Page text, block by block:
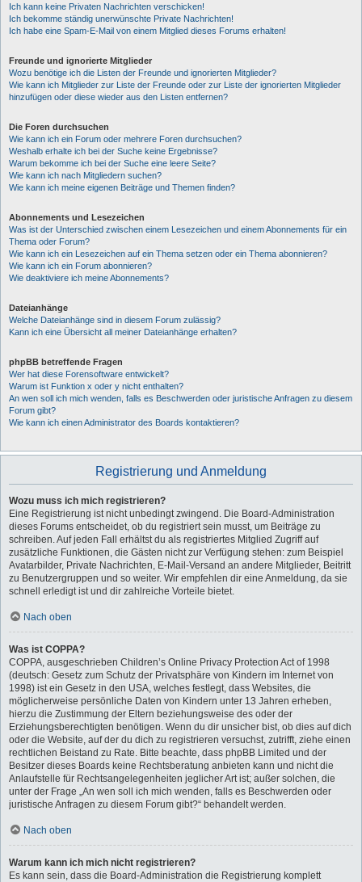
Ich kann keine Privaten Nachrichten verschicken!
Ich bekomme ständig unerwünschte Private Nachrichten!
Ich habe eine Spam-E-Mail von einem Mitglied dieses Forums erhalten!
Freunde und ignorierte Mitglieder
Wozu benötige ich die Listen der Freunde und ignorierten Mitglieder?
Wie kann ich Mitglieder zur Liste der Freunde oder zur Liste der ignorierten Mitglieder
hinzufügen oder diese wieder aus den Listen entfernen?
Die Foren durchsuchen
Wie kann ich ein Forum oder mehrere Foren durchsuchen?
Weshalb erhalte ich bei der Suche keine Ergebnisse?
Warum bekomme ich bei der Suche eine leere Seite?
Wie kann ich nach Mitgliedern suchen?
Wie kann ich meine eigenen Beiträge und Themen finden?
Abonnements und Lesezeichen
Was ist der Unterschied zwischen einem Lesezeichen und einem Abonnements für ein
Thema oder Forum?
Wie kann ich ein Lesezeichen auf ein Thema setzen oder ein Thema abonnieren?
Wie kann ich ein Forum abonnieren?
Wie deaktiviere ich meine Abonnements?
Dateianhänge
Welche Dateianhänge sind in diesem Forum zulässig?
Kann ich eine Übersicht all meiner Dateianhänge erhalten?
phpBB betreffende Fragen
Wer hat diese Forensoftware entwickelt?
Warum ist Funktion x oder y nicht enthalten?
An wen soll ich mich wenden, falls es Beschwerden oder juristische Anfragen zu diesem
Forum gibt?
Wie kann ich einen Administrator des Boards kontaktieren?
Registrierung und Anmeldung
Wozu muss ich mich registrieren?
Eine Registrierung ist nicht unbedingt zwingend. Die Board-Administration
dieses Forums entscheidet, ob du registriert sein musst, um Beiträge zu
schreiben. Auf jeden Fall erhältst du als registriertes Mitglied Zugriff auf
zusätzliche Funktionen, die Gästen nicht zur Verfügung stehen: zum Beispiel
Avatarbilder, Private Nachrichten, E-Mail-Versand an andere Mitglieder, Beitritt
zu Benutzergruppen und so weiter. Wir empfehlen dir eine Anmeldung, da sie
schnell erledigt ist und dir zahlreiche Vorteile bietet.
Nach oben
Was ist COPPA?
COPPA, ausgeschrieben Children’s Online Privacy Protection Act of 1998
(deutsch: Gesetz zum Schutz der Privatsphäre von Kindern im Internet von
1998) ist ein Gesetz in den USA, welches festlegt, dass Websites, die
möglicherweise persönliche Daten von Kindern unter 13 Jahren erheben,
hierzu die Zustimmung der Eltern beziehungsweise des oder der
Erziehungsberechtigten benötigen. Wenn du dir unsicher bist, ob dies auf dich
oder die Website, auf der du dich zu registrieren versuchst, zutrifft, ziehe einen
rechtlichen Beistand zu Rate. Bitte beachte, dass phpBB Limited und der
Besitzer dieses Boards keine Rechtsberatung anbieten kann und nicht die
Anlaufstelle für Rechtsangelegenheiten jeglicher Art ist; außer solchen, die
unter der Frage „An wen soll ich mich wenden, falls es Beschwerden oder
juristische Anfragen zu diesem Forum gibt?“ behandelt werden.
Nach oben
Warum kann ich mich nicht registrieren?
Es kann sein, dass die Board-Administration die Registrierung komplett